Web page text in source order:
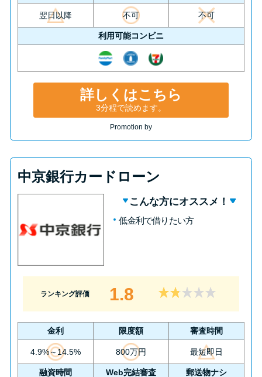
翌日以降 不可 不可
利用可能コンビニ
詳しくはこちら
3分程で読めます。
Promotion by
中京銀行カードローン
こんな方にオススメ！
低金利で借りたい方
ランキング評価 1.8
金利 限度額 審査時間
4.9%～14.5% 800万円 最短即日
融資時間 Web完結審査 郵送物ナシ